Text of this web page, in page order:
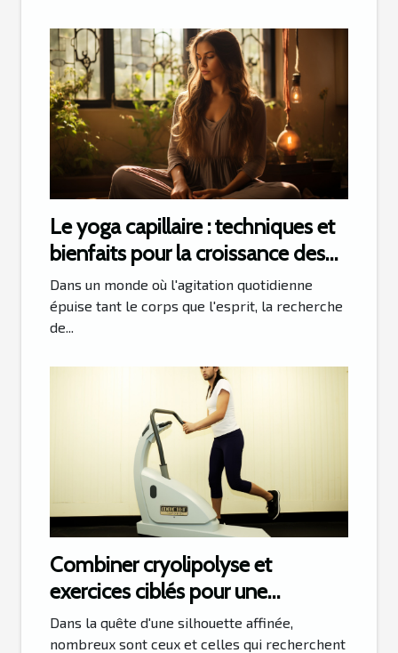
Le yoga capillaire : techniques et
bienfaits pour la croissance des
cheveux
Dans un monde où l'agitation quotidienne
épuise tant le corps que l'esprit, la recherche
de...
Combiner cryolipolyse et
exercices ciblés pour une
silhouette affinée
Dans la quête d'une silhouette affinée,
nombreux sont ceux et celles qui recherchent